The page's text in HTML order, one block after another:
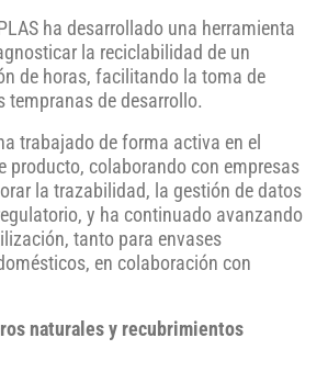
ha desarrollado una herramienta
la reciclabilidad de un
de horas, facilitando la toma de
tempranas de desarrollo.
trabajado de forma activa en el
producto, colaborando con empresas
la trazabilidad, la gestión de datos
y ha continuado avanzando
tanto para envases
en colaboración con
naturales y recubrimientos